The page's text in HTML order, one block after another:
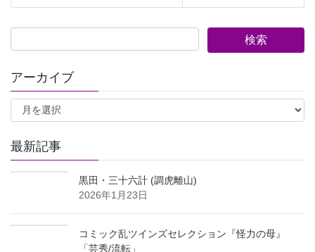
アーカイブ
ア
イ
最新記事
黒田・三十六計 (調虎離山)
2026年1月23日
コミック乱ツインズセレクション『怪力の母』
「芸秀/流転」